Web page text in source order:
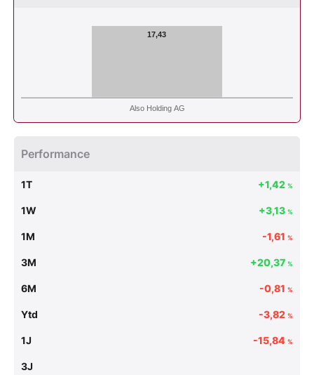
17,43
Also Holding AG
Performance
1T +1,42 %
1W +3,13 %
1M -1,61 %
3M +20,37 %
6M -0,81 %
Ytd -3,82 %
1J -15,84 %
3J